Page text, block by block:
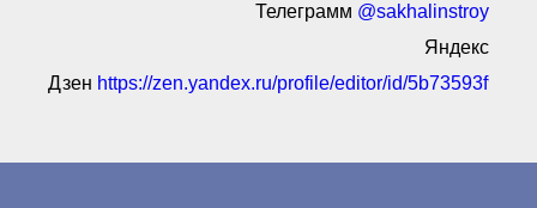
Телеграмм @sakhalinstroy
Яндекс
Дзен https://zen.yandex.ru/profile/editor/id/